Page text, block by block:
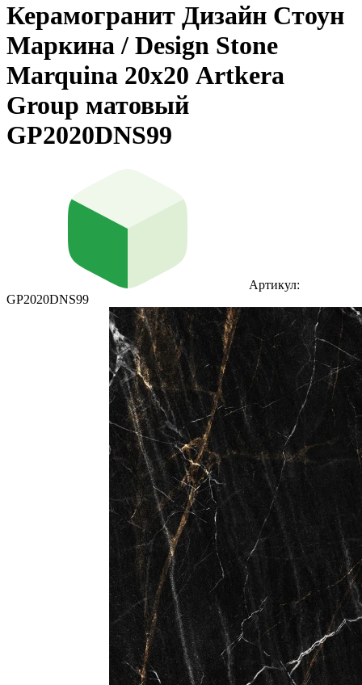
Керамогранит Дизайн Стоун
Маркина / Design Stone
Marquina 20х20 Artkera
Group матовый
GP2020DNS99
Артикул:
GP2020DNS99